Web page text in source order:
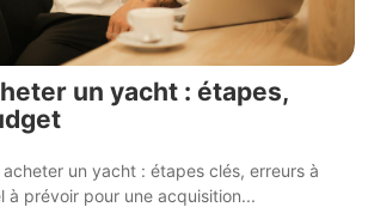
un yacht : étapes,
un yacht : étapes clés, erreurs à
prévoir pour une acquisition...